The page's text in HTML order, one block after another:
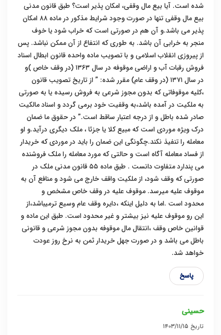
شده است. آیا بیع مال وقفی، امکان پذیر است؟ طبق قانون مدنی
بیع مال وقفی تنها در صورت وجود شرایط مذکور در ماده ۸۸ امکان
پذیر می باشد.و آن هم در صورتی است که خراب شود یا خوف
منجر به خرابی آن باشد. به طوری که انتفاع از آن ممکن نباشد. پس
از پیروزی انقلاب اسلامی و با تصویب ماده واحده قانون ابطال اسناد
فروش رقبات آب و اراضی موقوفه در سال ۱۳۶۳ (در وقف خاص )و
در سال ۱۳۷۱ (در وقف عام) مقرر شده: ” از تاریخ تصویب قانون
،کلیه موقوفاتی که بدون مجوز شرعی به فروش رسیده یا به صورتی
به ملکیت در آمده باشد،به وقفیت خود برمی گردد و اسناد مالکیت
صادر شده باطل و از درجه اعتبار ساقط است.” در حقوق ما ضمان
درک ویژه موردی است که مبیع کلا یا جزئا ، ملک دیگری درآید.و او
معامله را تنفیذ نکند.چگونگی این ضمان را باید در موردی که خریدار
از فساد معامله آگاه است و حالتی که مورد معامله را ملک فروشنده
می پندارد متفاوت دانست . طبق ماده ۵۵ قانون مدنی ملک در
صورتی که وقف شود، از ملکیت واقف خارج می شود و منافع آن به
موقوف علیه میرسد. موقوف علیه در وقف خاص مشخص و
محدود است .اما به دلیل اینکه ،دایره وقف عام وسیع ترمیباشد،از
این رو موقوف علیه نیز بیشتر و غیر محدود است. طبق این ماده و
قوانین خاص وقف ،انتقال مال موقوفه بدون مجوز شرعی و قانونی
باطل می باشد و در صورت جهل خریدار ثمن به نرخ روز عودت
خواهد شد.
پاسخ
حسینی
تاریخ ۱۴۰۳/۱۱/۱۵